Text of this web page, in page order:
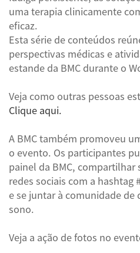
uma terapia clinicamente
eficaz.
Esta série de conteúdos
perspectivas médicas e
estande da BMC durante o
Veja como outras pessoas
Clique aqui.
A BMC também promoveu
o evento. Os participantes
painel da BMC, compartilhar
redes sociais com a hashtag
e se juntar à comunidade de
sono.
Veja a ação de fotos no